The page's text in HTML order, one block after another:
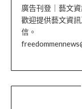
廣告刊登｜藝文
歡迎提供藝文資
信。